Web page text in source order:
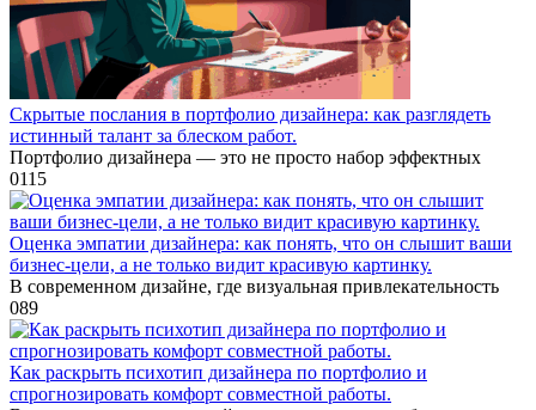
Скрытые послания в портфолио дизайнера: как разглядеть
истинный талант за блеском работ.
Портфолио дизайнера — это не просто набор эффектных
0115
Оценка эмпатии дизайнера: как понять, что он слышит ваши
бизнес-цели, а не только видит красивую картинку.
В современном дизайне, где визуальная привлекательность
089
Как раскрыть психотип дизайнера по портфолио и
спрогнозировать комфорт совместной работы.